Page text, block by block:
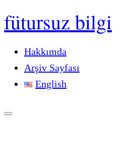
fütursuz bilgi
Hakkımda
Arşiv Sayfası
English